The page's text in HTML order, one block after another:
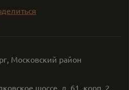
Московский район
шоссе, д. 61, корп. 2.